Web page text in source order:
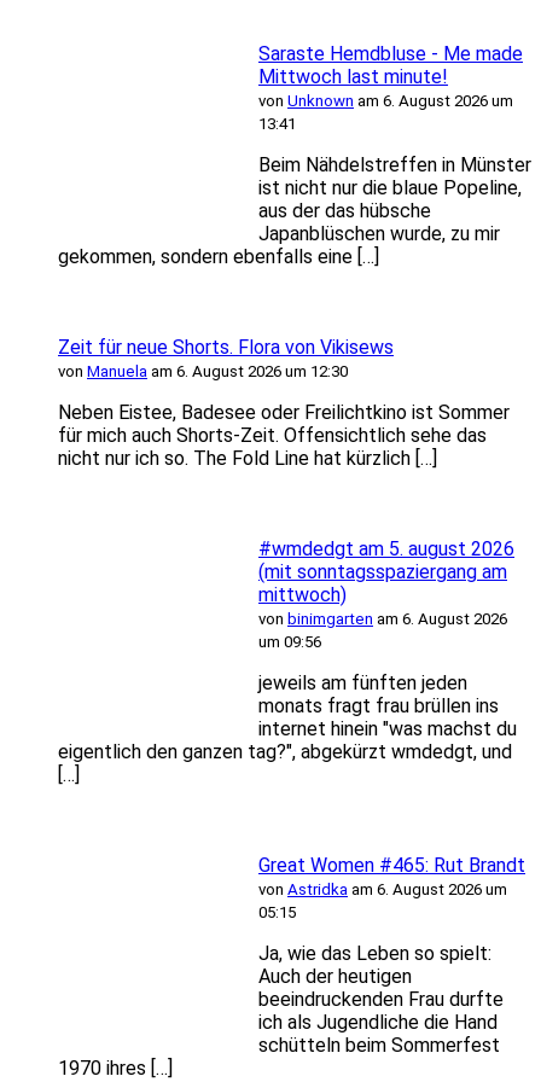
Saraste Hemdbluse - Me made
Mittwoch last minute!
von Unknown am 6. August 2026 um
13:41
Beim Nähdelstreffen in Münster
ist nicht nur die blaue Popeline,
aus der das hübsche
Japanblüschen wurde, zu mir
gekommen, sondern ebenfalls eine […]
Zeit für neue Shorts. Flora von Vikisews
von Manuela am 6. August 2026 um 12:30
Neben Eistee, Badesee oder Freilichtkino ist Sommer
für mich auch Shorts-Zeit. Offensichtlich sehe das
nicht nur ich so. The Fold Line hat kürzlich […]
#wmdedgt am 5. august 2026
(mit sonntagsspaziergang am
mittwoch)
von binimgarten am 6. August 2026
um 09:56
jeweils am fünften jeden
monats fragt frau brüllen ins
internet hinein "was machst du
eigentlich den ganzen tag?", abgekürzt wmdedgt, und
[…]
Great Women #465: Rut Brandt
von Astridka am 6. August 2026 um
05:15
Ja, wie das Leben so spielt:
Auch der heutigen
beeindruckenden Frau durfte
ich als Jugendliche die Hand
schütteln beim Sommerfest
1970 ihres […]